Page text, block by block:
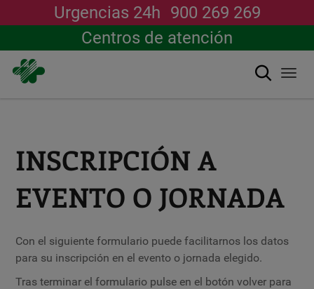
Urgencias 24h 900 269 269
Centros de atención
Buscar
INSCRIPCIÓN A
EVENTO O JORNADA
Con el siguiente formulario puede facilitarnos los datos
para su inscripción en el evento o jornada elegido.
Tras terminar el formulario pulse en el botón volver para